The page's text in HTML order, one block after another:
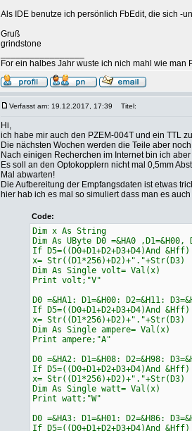
Als IDE benutze ich persönlich FbEdit, die sich -
Gruß
grindstone
For ein halbes Jahr wuste ich nich mahl wie man
Verfasst am: 19.12.2017, 17:39 Titel:
Hi,
ich habe mir auch den PZEM-004T und ein TTL
Die nächsten Wochen werden die Teile aber
Nach einigen Recherchen im Internet bin ich
Es soll an den Optokopplern nicht mal 0,5mm
Mal abwarten!
Die Aufbereitung der Empfangsdaten ist etwas
hier hab ich es mal so simuliert dass man es
Code:
Dim x As String
Dim As UByte D0 =&HA0 ,D1=&H00,
If D5=((D0+D1+D2+D3+D4)And
x= Str((D1*256)+D2)+"."+Str(D3)
Dim As Single volt= Val(x)
Print volt;"V"
D0 =&HA1: D1=&H00: D2=&H11:
If D5=((D0+D1+D2+D3+D4)And
x= Str((D1*256)+D2)+"."+Str(D3)
Dim As Single ampere= Val(x)
Print ampere;"A"
D0 =&HA2: D1=&H08: D2=&H98:
If D5=((D0+D1+D2+D3+D4)And
x= Str((D1*256)+D2)+"."+Str(D3)
Dim As Single watt= Val(x)
Print watt;"W"
D0 =&HA3: D1=&H01: D2=&H86:
If D5=((D0+D1+D2+D3+D4)And